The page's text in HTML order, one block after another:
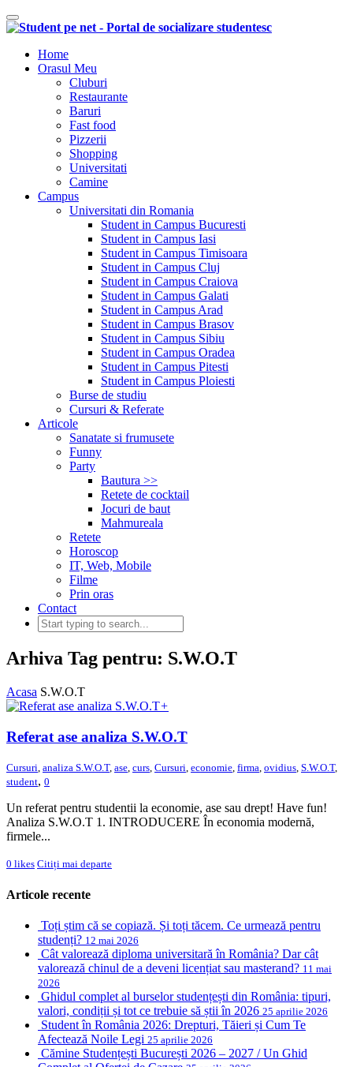
Comutare navigare
Home
Orasul Meu
Cluburi
Restaurante
Baruri
Fast food
Pizzerii
Shopping
Universitati
Camine
Campus
Universitati din Romania
Student in Campus Bucuresti
Student in Campus Iasi
Student in Campus Timisoara
Student in Campus Cluj
Student in Campus Craiova
Student in Campus Galati
Student in Campus Arad
Student in Campus Brasov
Student in Campus Sibiu
Student in Campus Oradea
Student in Campus Pitesti
Student in Campus Ploiesti
Burse de studiu
Cursuri & Referate
Articole
Sanatate si frumusete
Funny
Party
Bautura >>
Retete de cocktail
Jocuri de baut
Mahmureala
Retete
Horoscop
IT, Web, Mobile
Filme
Prin oras
Contact
Arhiva Tag pentru: S.W.O.T
Acasa S.W.O.T
+
Referat ase analiza S.W.O.T
Cursuri, analiza S.W.O.T, ase, curs, Cursuri, economie, firma, ovidius, S.W.O.T,
student, 0
Un referat pentru studentii la economie, ase sau drept! Have fun!
Analiza S.W.O.T 1. INTRODUCERE În economia modernă,
firmele...
0 likes Citiți mai departe
Articole recente
Toți știm că se copiază. Și toți tăcem. Ce urmează pentru
studenți? 12 mai 2026
Cât valorează diploma universitară în România? Dar cât
valorează chinul de a deveni licențiat sau masterand? 11 mai
2026
Ghidul complet al burselor studențești din România: tipuri,
valori, condiții și tot ce trebuie să știi în 2026 25 aprilie 2026
Student în România 2026: Drepturi, Tăieri și Cum Te
Afectează Noile Legi 25 aprilie 2026
Cămine Studențești București 2026 – 2027 / Un Ghid